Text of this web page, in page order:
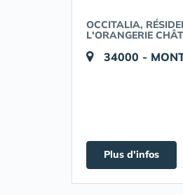
OCCITALIA,
L'ORANGERIE
34000 -
Plus d'infos